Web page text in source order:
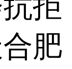
拒
肥